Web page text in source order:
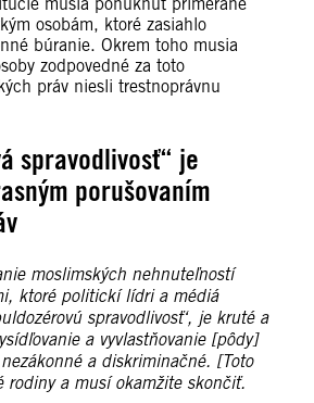
musia ponúknuť primerané
osobám, ktoré zasiahlo
búranie. Okrem toho musia
zodpovedné za toto
práv niesli trestnoprávnu
spravodlivosť“ je
porušovaním
moslimských nehnuteľností
ktoré politickí lídri a médiá
spravodlivosť‘, je kruté a
a vyvlastňovanie [pôdy]
a diskriminačné. [Toto
rodiny a musí okamžite skončiť.